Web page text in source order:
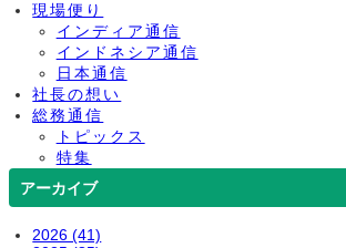
現場便り
インディア通信
インドネシア通信
日本通信
社長の想い
総務通信
トピックス
特集
アーカイブ
2026 (41)